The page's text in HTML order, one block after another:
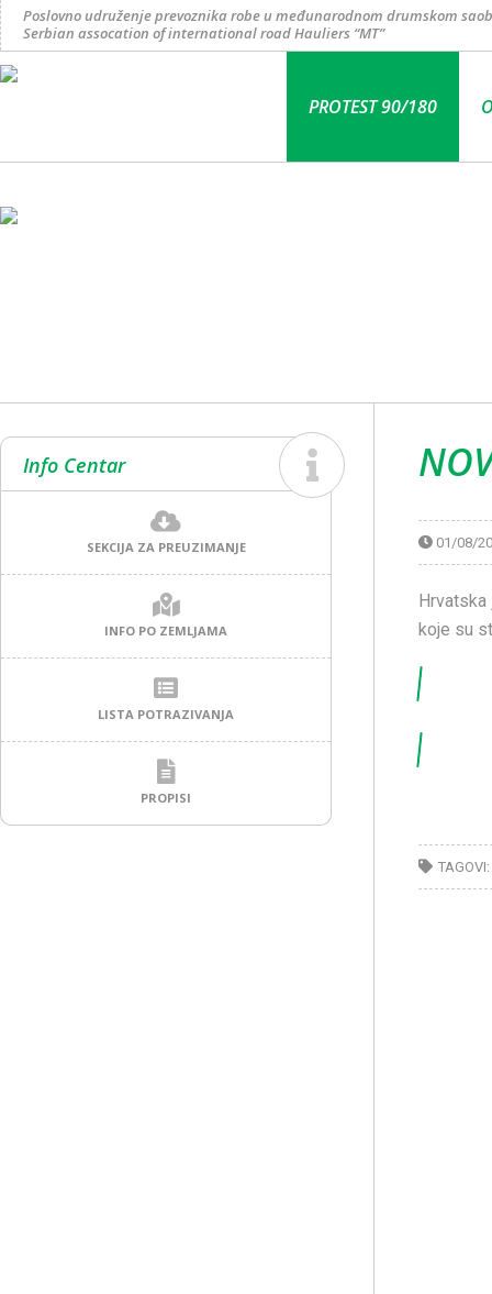
Poslovno udruženje prevoznika robe u međunarodnom drumskom
Serbian assocation of international road Hauliers “MT”
PROTEST 90/180
Info Centar
SEKCIJA ZA PREUZIMANJE
INFO PO ZEMLJAMA
LISTA POTRAZIVANJA
PROPISI
01/08/
koje su
TAGOVI: